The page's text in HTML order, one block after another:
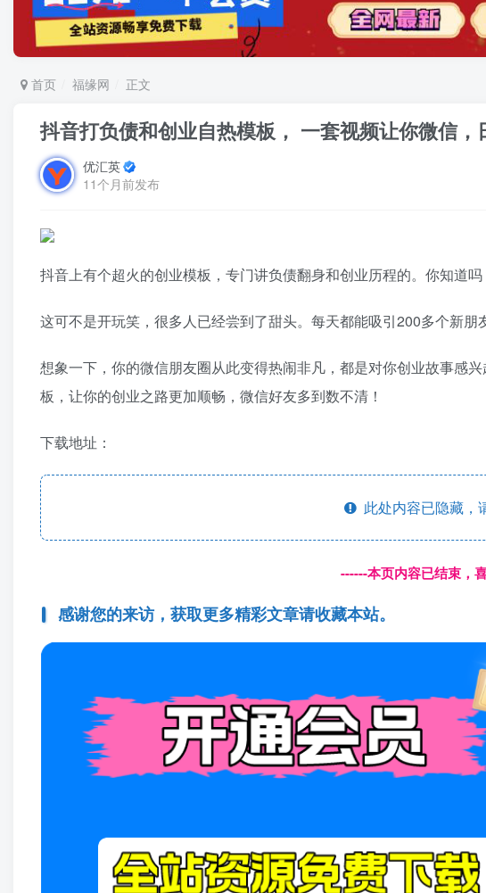
首页 福缘网 正文
抖音打负债和创业自热模板， 一套视频让你微信，
优汇英
11个月前发布
抖音上有个超火的创业模板，专门讲负债翻身和创业历程的。你知道
这可不是开玩笑，很多人已经尝到了甜头。每天都能吸引200多个新朋
想象一下，你的微信朋友圈从此变得热闹非凡，都是对你创业故事感
板，让你的创业之路更加顺畅，微信好友多到数不清！
下载地址：
此处内容已隐藏，
------本页内容已结束，
感谢您的来访，获取更多精彩文章请收藏本站。